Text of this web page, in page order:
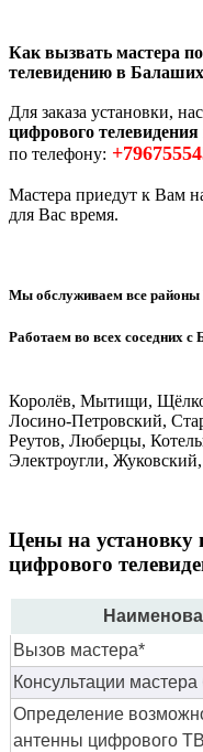
Как вызвать мастера
телевидению в
Для заказа установки,
цифрового
по телефону:
Мастера приедут к Вам
для Вас время.
Мы обслуживаем все
Работаем во всех соседних
Королёв, Мытищи,
Лосино-Петровский,
Реутов, Люберцы,
Электроугли,
Цены на установку
цифрового
Вызов мастера*
Консультации мастера
Определение
антенны цифрового ТВ